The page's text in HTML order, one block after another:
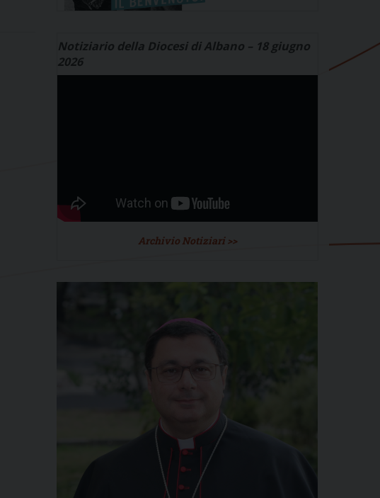
Notiziario della Diocesi di Albano – 18 giugno
2026
Archivio Notiziari >>